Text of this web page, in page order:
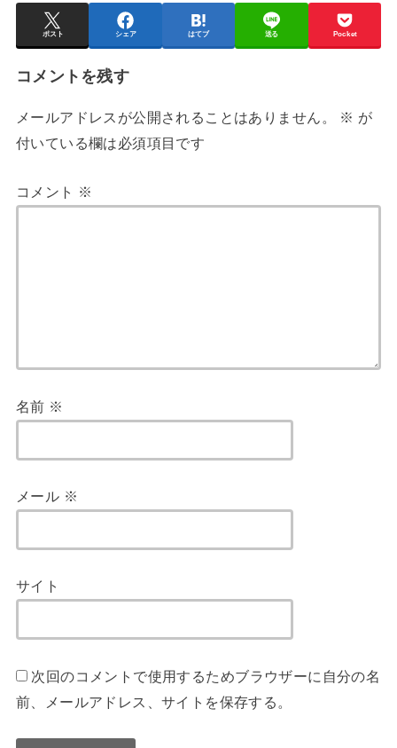
ポスト シェア はてブ 送る Pocket
コメントを残す
メールアドレスが公開されることはありません。 ※ が
付いている欄は必須項目です
コメント ※
名前 ※
メール ※
サイト
次回のコメントで使用するためブラウザーに自分の名
前、メールアドレス、サイトを保存する。